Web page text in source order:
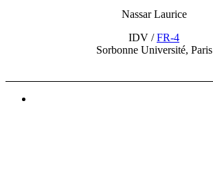
Nassar Laurice
IDV /FR-4
Sorbonne Université, Paris